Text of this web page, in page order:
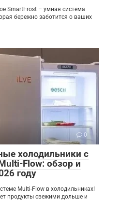
SmartFrost – умная система
бережно заботится о ваших
0
холодильники с
Flow: обзор и
году
Multi-Flow в холодильниках!
продукты свежими дольше и